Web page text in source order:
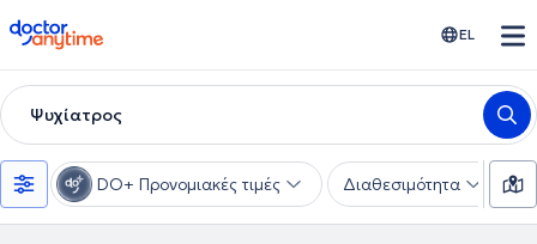
doctoranytime EL
Ψυχίατρος
DO+ Προνομιακές τιμές Διαθεσιμότητα